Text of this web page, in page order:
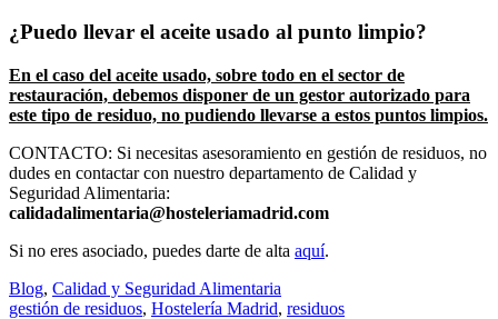
¿Puedo llevar el aceite usado al punto limpio?
En el caso del aceite usado, sobre todo en el sector de
restauración, debemos disponer de un gestor autorizado para
este tipo de residuo, no pudiendo llevarse a estos puntos limpios.
CONTACTO: Si necesitas asesoramiento en gestión de residuos, no
dudes en contactar con nuestro departamento de Calidad y
Seguridad Alimentaria:
calidadalimentaria@hosteleriamadrid.com
Si no eres asociado, puedes darte de alta aquí.
Blog, Calidad y Seguridad Alimentaria
gestión de residuos, Hostelería Madrid, residuos